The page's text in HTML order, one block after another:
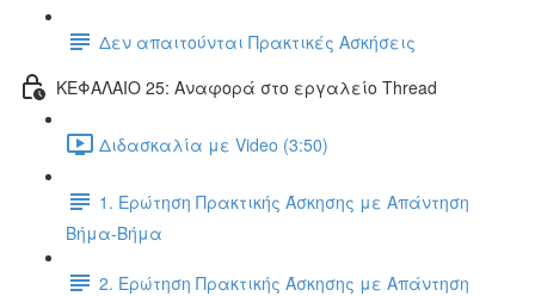
Δεν απαιτούνται Πρακτικές Ασκήσεις
ΚΕΦΑΛΑΙΟ 25: Αναφορά στο εργαλείο Thread
Διδασκαλία με Video (3:50)
1. Ερώτηση Πρακτικής Άσκησης με Απάντηση
Βήμα-Βήμα
2. Ερώτηση Πρακτικής Άσκησης με Απάντηση